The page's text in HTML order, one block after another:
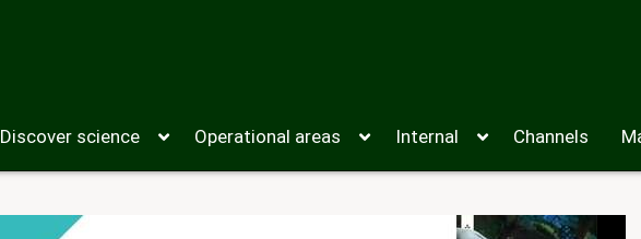
Discover science Operational areas Internal Channels